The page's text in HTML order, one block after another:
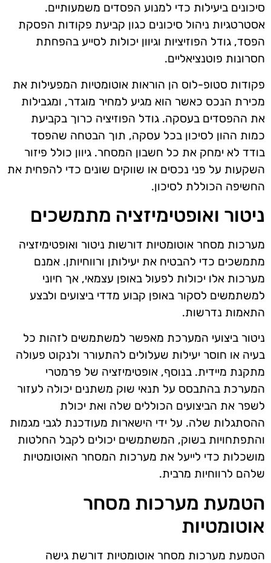
סיכונים ביעילות כדי למנוע הפסדים משמעותיים.
אסטרטגיות ניהול סיכונים כגון קביעת פקודות הפסקת
הפסד, גודל הפוזיציות וגיוון יכולות לסייע בהפחתת
חסרונות פוטנציאליים.
פקודות סטופ-לוס הן הוראות אוטומטיות המפעילות את
מכירת הנכס כאשר הוא מגיע למחיר מוגדר, ומגבילות
את ההפסדים בעסקה. גודל הפוזיציה כרוך בקביעת
כמות ההון לסיכון בכל עסקה, תוך הבטחה שהפסד
בודד לא ימחק את כל חשבון המסחר. גיוון כולל פיזור
השקעות על פני נכסים או שווקים שונים כדי להפחית את
החשיפה הכוללת לסיכון.
ניטור ואופטימיזציה מתמשכים
מערכות מסחר אוטומטיות דורשות ניטור ואופטימיזציה
מתמשכים כדי להבטיח את יעילותן ורווחיותן. אמנם
מערכות אלו יכולות לפעול באופן עצמאי, אך חיוני
למשתמשים לסקור באופן קבוע מדדי ביצועים ולבצע
התאמות נדרשות.
ניטור ביצועי המערכת מאפשר למשתמשים לזהות כל
בעיה או חוסר יעילות שעלולים להתעורר ולנקוט פעולה
מתקנת מיידית. בנוסף, אופטימיזציה של פרמטרי
המערכת בהתבסס על תנאי שוק משתנים יכולה לעזור
לשפר את הביצועים הכוללים שלה ואת יכולת
ההסתגלות שלה. על ידי הישארות מעודכנת לגבי מגמות
והתפתחויות בשוק, המשתמשים יכולים לקבל החלטות
מושכלות כדי לייעל את מערכות המסחר האוטומטיות
שלהם לרווחיות מרבית.
הטמעת מערכות מסחר
אוטומטיות
הטמעת מערכות מסחר אוטומטיות דורשת גישה